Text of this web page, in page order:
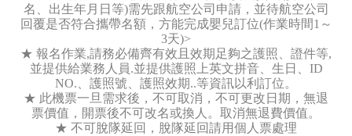
名、出生年月日等)需先跟航空公司申請，並待航空公司
回覆是否符合攜帶名額，方能完成嬰兒訂位(作業時間1～
3天)>
★ 報名作業,請務必備齊有效且效期足夠之護照、證件等,
並提供給業務人員.並提供護照上英文拼音、生日、ID
NO.、護照號、護照效期..等資訊以利訂位。
★ 此機票一旦需求後，不可取消，不可更改日期，無退
票價值，開票後不可改名或換人。取消無退費價值。
★ 不可脫隊延回，脫隊延回請用個人票處理